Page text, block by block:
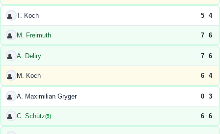
👤 T. Koch 5 4
👤 M. Freimuth 7 6
👤 A. Deliry 7 6
👤 M. Koch 6 4
👤 A. Maximilian Gryger 0 3
👤 C. Schütz(5) 6 6